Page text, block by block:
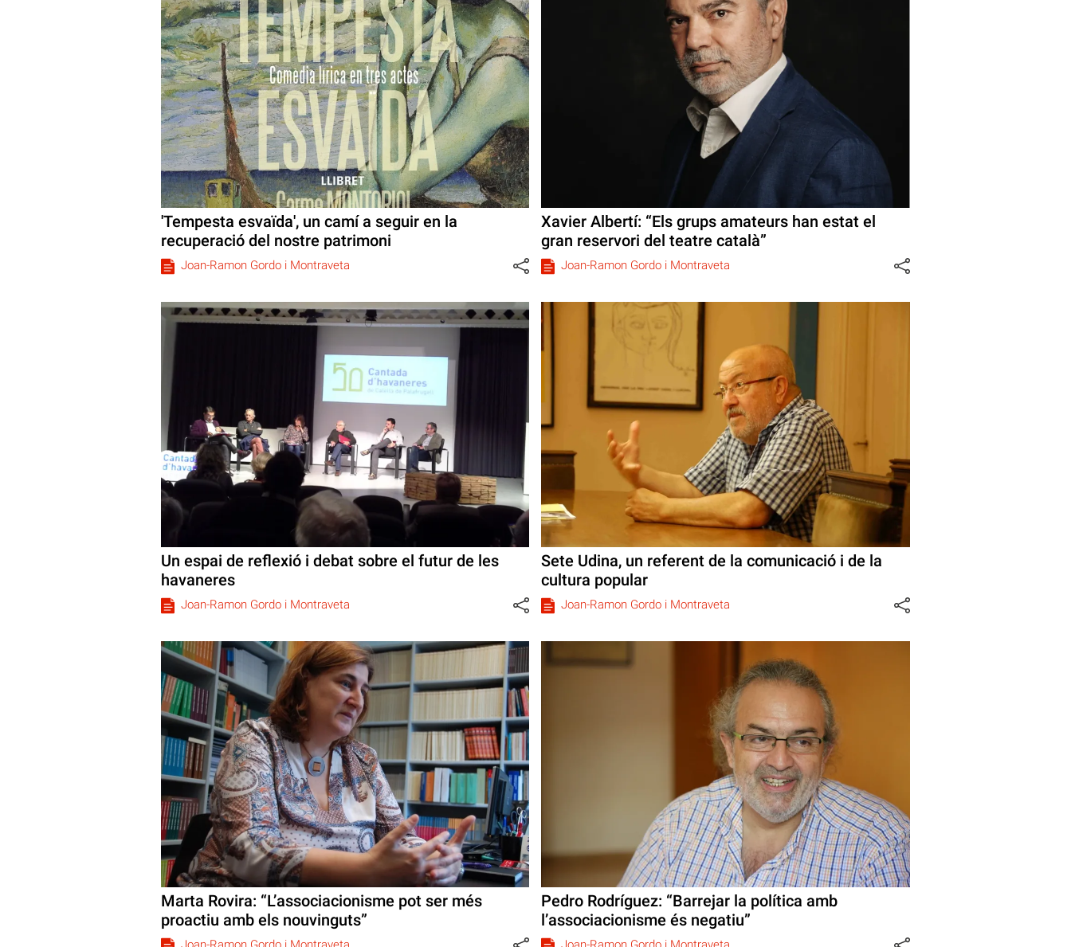
'Tempesta esvaïda', un camí a seguir en la
recuperació del nostre patrimoni
Joan-Ramon Gordo i Montraveta
Xavier Albertí: “Els grups amateurs han estat el
gran reservori del teatre català”
Joan-Ramon Gordo i Montraveta
Un espai de reflexió i debat sobre el futur de les
havaneres
Joan-Ramon Gordo i Montraveta
Sete Udina, un referent de la comunicació i de la
cultura popular
Joan-Ramon Gordo i Montraveta
Marta Rovira: “L’associacionisme pot ser més
proactiu amb els nouvinguts”
Pedro Rodríguez: “Barrejar la política amb
l’associacionisme és negatiu”